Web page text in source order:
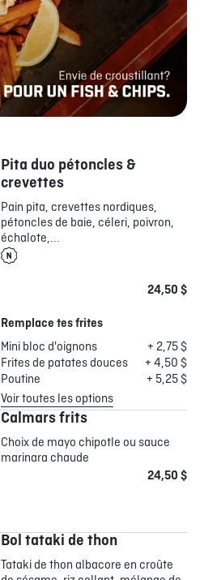
Pita duo pétoncles &
crevettes
Pain pita, crevettes nordiques,
pétoncles de baie, céleri, poivron,
échalote,...
24,50 $
Remplace tes frites
Mini bloc d'oignons
+ 2,75 $
Frites de patates douces
+ 4,50 $
Poutine
+ 5,25 $
Voir toutes les options
Calmars frits
Choix de mayo chipotle ou sauce
marinara chaude
24,50 $
Bol tataki de thon
Tataki de thon albacore en croûte